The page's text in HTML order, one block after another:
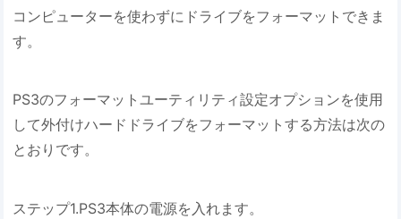
コンピューターを使わずにドライブをフォーマットできま
す。
PS3のフォーマットユーティリティ設定オプションを使用
して外付けハードドライブをフォーマットする方法は次の
とおりです。
ステップ1.PS3本体の電源を入れます。